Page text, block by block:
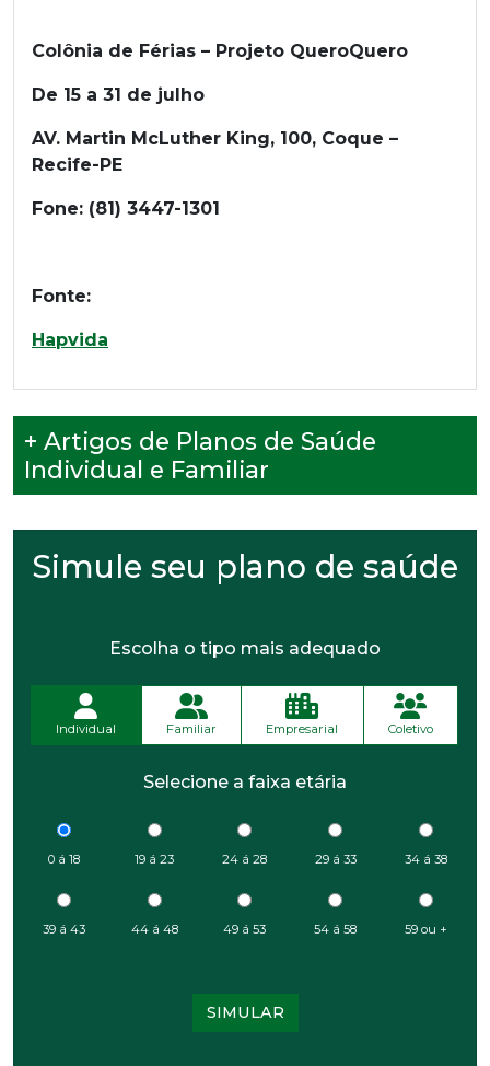
Colônia de Férias – Projeto QueroQuero
De 15 a 31 de julho
AV. Martin McLuther King, 100, Coque –
Recife-PE
Fone: (81) 3447-1301
Fonte:
Hapvida
+ Artigos de Planos de Saúde
Individual e Familiar
Simule seu plano de saúde
Escolha o tipo mais adequado
Individual Familiar Empresarial Coletivo
Selecione a faixa etária
0 á 18 19 á 23 24 á 28 29 á 33 34 á 38
39 á 43 44 á 48 49 á 53 54 á 58 59 ou +
SIMULAR